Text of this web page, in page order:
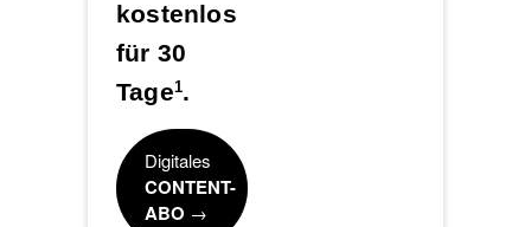
kostenlos
für 30
Tage1.
Digitales
CONTENT-
ABO →